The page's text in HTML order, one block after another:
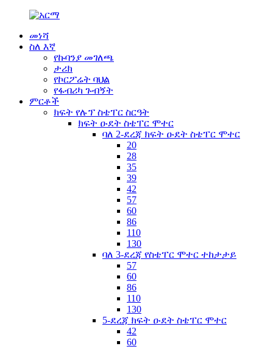
መነሻ
ስለ እኛ
የኩባንያ መገለጫ
ታሪክ
የኮርፖሬት ባህል
የፋብሪካ ጉብኝት
ምርቶች
ክፍት የሉፕ ስቴፐር ስርዓት
ክፍት ዑደት ስቴፐር ሞተር
ባለ 2-ደረጃ ክፍት ዑደት ስቴፐር ሞተር
20
28
35
39
42
57
60
86
110
130
ባለ 3-ደረጃ የስቴፐር ሞተር ተከታታይ
57
60
86
110
130
5-ደረጃ ክፍት ዑደት ስቴፐር ሞተር
42
60